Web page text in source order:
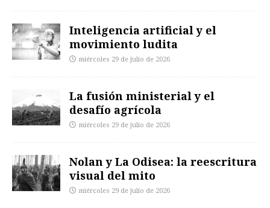
Inteligencia artificial y el
movimiento ludita
miércoles 29 de julio de 2026
La fusión ministerial y el
desafío agrícola
miércoles 29 de julio de 2026
Nolan y La Odisea: la reescritura
visual del mito
miércoles 29 de julio de 2026